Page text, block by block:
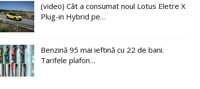
(video) Cât a consumat noul Lotus Eletre X
Plug-in Hybrid pe…
Benzină 95 mai ieftină cu 22 de bani.
Tarifele plafon…